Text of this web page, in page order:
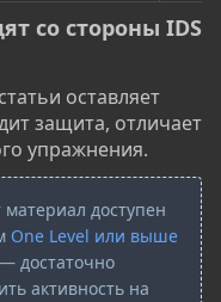
со стороны IDS
оставляет
защита, отличает
упражнения.
материал доступен
One Level или выше
достаточно
активность на